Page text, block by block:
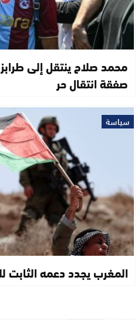
محمد صلاح ينتقل إلى
صفقة انتقال حر
سياسة
المغرب يجدد دعمه الثابت